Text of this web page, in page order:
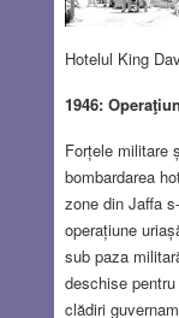
Hotelul King
1946:
Forțele militare
bombardarea
zone din Jaffa
operațiune
sub paza
deschise
clădiri